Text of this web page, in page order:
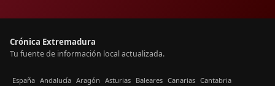
Crónica Extremadura
Tu fuente de información local actualizada.
España Andalucía Aragón Asturias Baleares Canarias Cantabria